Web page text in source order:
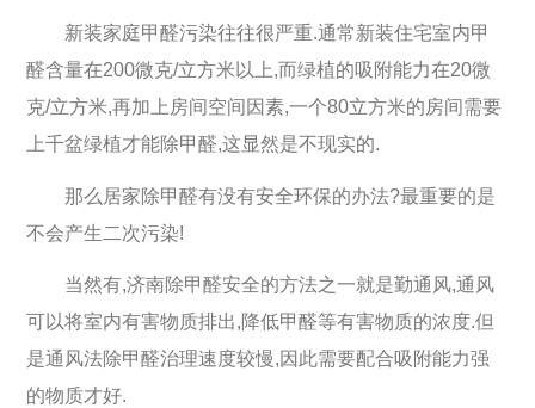
新装家庭甲醛污染往往很严重.通常新装住宅室内甲
醛含量在200微克/立方米以上,而绿植的吸附能力在20微
克/立方米,再加上房间空间因素,一个80立方米的房间需要
上千盆绿植才能除甲醛,这显然是不现实的.
那么居家除甲醛有没有安全环保的办法?最重要的是
不会产生二次污染!
当然有,济南除甲醛安全的方法之一就是勤通风,通风
可以将室内有害物质排出,降低甲醛等有害物质的浓度.但
是通风法除甲醛治理速度较慢,因此需要配合吸附能力强
的物质才好.